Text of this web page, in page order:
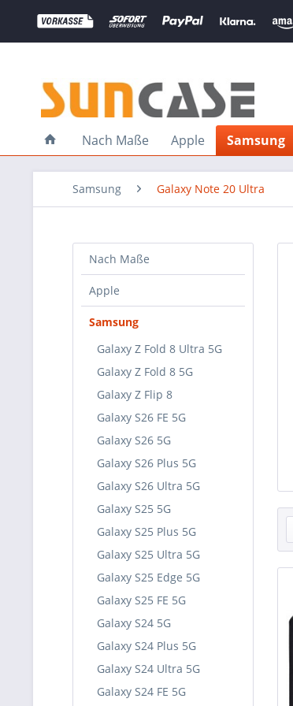
Nach Maße Apple Samsung
Samsung Galaxy Note 20 Ultra
Nach Maße
Apple
Samsung
Galaxy Z Fold 8 Ultra 5G
Galaxy Z Fold 8 5G
Galaxy Z Flip 8
Galaxy S26 FE 5G
Galaxy S26 5G
Galaxy S26 Plus 5G
Galaxy S26 Ultra 5G
Galaxy S25 5G
Galaxy S25 Plus 5G
Galaxy S25 Ultra 5G
Galaxy S25 Edge 5G
Galaxy S25 FE 5G
Galaxy S24 5G
Galaxy S24 Plus 5G
Galaxy S24 Ultra 5G
Galaxy S24 FE 5G